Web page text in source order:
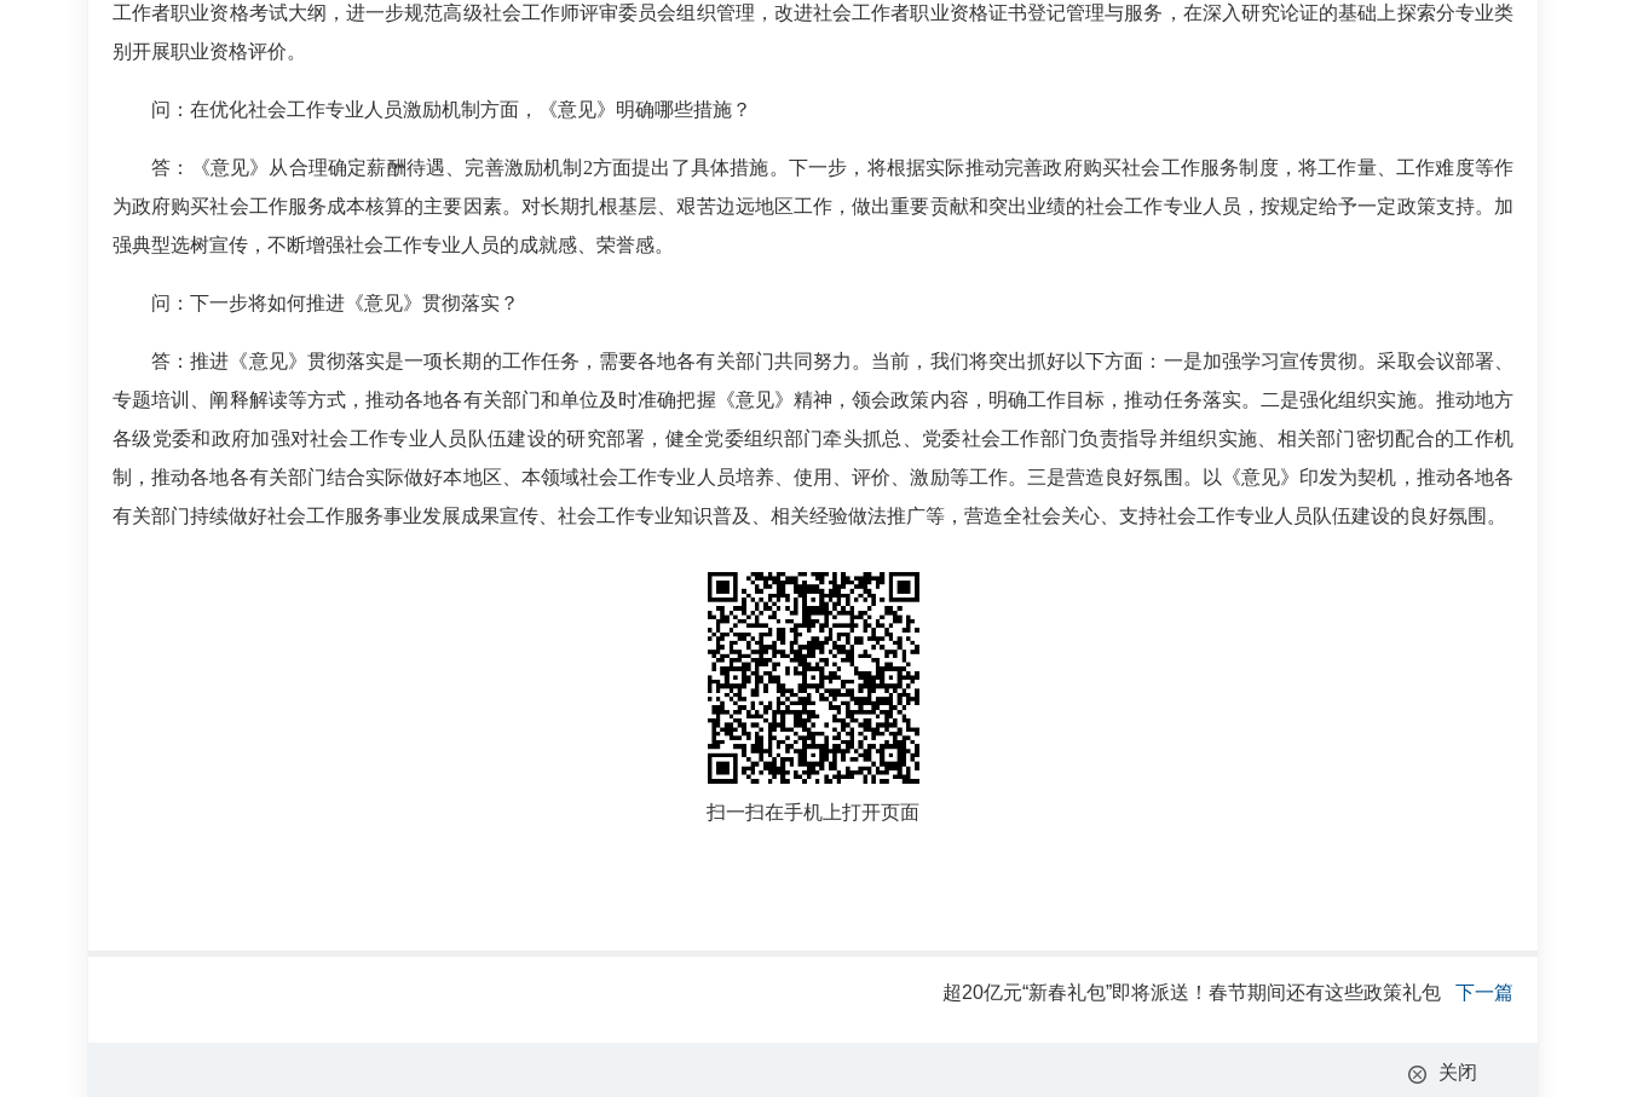
工作者职业资格考试大纲，进一步规范高级社会工作师评审委员会组织管理，改进社会工作者职业资格证书登记管理与服务，在深入研究论证的基础上探索分专业类
别开展职业资格评价。
问：在优化社会工作专业人员激励机制方面，《意见》明确哪些措施？
答：
《意见》从合理确定薪酬待遇、完善激励机制2方面提出了具体措施。下一步，将根据实际推动完善政府购买社会工作服务制度，将工作量、工作难度等作
为政府购买社会工作服务成本核算的主要因素。对长期扎根基层、艰苦边远地区工作，做出重要贡献和突出业绩的社会工作专业人员，按规定给予一定政策支持。加
强典型选树宣传，不断增强社会工作专业人员的成就感、荣誉感。
问：下一步将如何推进《意见》贯彻落实？
答：推进《意见》贯彻落实是一项长期的工作任务，需要各地各有关部门共同努力。当前，我们将突出抓好以下方面：一是加强学习宣传贯彻。采取会议部署、
专题培训、阐释解读等方式，推动各地各有关部门和单位及时准确把握《意见》精神，领会政策内容，明确工作目标，推动任务落实。二是强化组织实施。推动地方
各级党委和政府加强对社会工作专业人员队伍建设的研究部署，健全党委组织部门牵头抓总、党委社会工作部门负责指导并组织实施、相关部门密切配合的工作机
制，推动各地各有关部门结合实际做好本地区、本领域社会工作专业人员培养、使用、评价、激励等工作。三是营造良好氛围。以《意见》印发为契机，推动各地各
有关部门持续做好社会工作服务事业发展成果宣传、社会工作专业知识普及、相关经验做法推广等，营造全社会关心、支持社会工作专业人员队伍建设的良好氛围。
扫一扫在手机上打开页面
下一篇
超20亿元“新春礼包”即将派送！春节期间还有这些政策礼包
关闭